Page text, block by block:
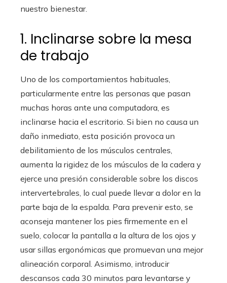
nuestro bienestar.
1. Inclinarse sobre la mesa
de trabajo
Uno de los comportamientos habituales,
particularmente entre las personas que pasan
muchas horas ante una computadora, es
inclinarse hacia el escritorio. Si bien no causa un
daño inmediato, esta posición provoca un
debilitamiento de los músculos centrales,
aumenta la rigidez de los músculos de la cadera y
ejerce una presión considerable sobre los discos
intervertebrales, lo cual puede llevar a dolor en la
parte baja de la espalda. Para prevenir esto, se
aconseja mantener los pies firmemente en el
suelo, colocar la pantalla a la altura de los ojos y
usar sillas ergonómicas que promuevan una mejor
alineación corporal. Asimismo, introducir
descansos cada 30 minutos para levantarse y